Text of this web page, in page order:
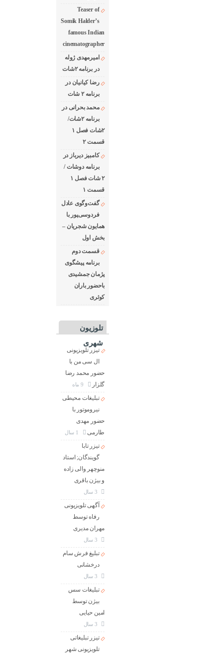
Teaser of
Somik Halder’s
famous Indian
cinematographer
امیرمهدی ژوله
در برنامه ۲شات
رضا کیانیان در
برنامه ۲ شات
محمد بحرانی در
برنامه ۲شات/
۲شات فصل ۱
قسمت ۲
کامبیز دیرباز در
برنامه دوشات /
۲ شات فصل ۱
قسمت ۱
گفت‌وگوی عادل
فردوسی‌پور با
همایون شجریان –
بخش اول
قسمت دوم
برنامه پیشگوی
پژمان جمشیدی
باحضور باران
کوثری
تلوزیون
شهری
تیزر تلویزیونی
ال سی من با
حضور محمد رضا
گلزار
تبلیغات محیطی
نیروموتور با
حضور مهدی
طارمی
تیزر تابا
گویندگان; استاد
منوچهر والی زاده
و بیژن باقری
آگهی تلویزیونی
رفاه توسط
مهران مدیری
تبلیغ فرش سام
درخشانی
تبلیغات سس
بیژن توسط
امین حیایی
تیزر تبلیغاتی
تلویزیونی شهر